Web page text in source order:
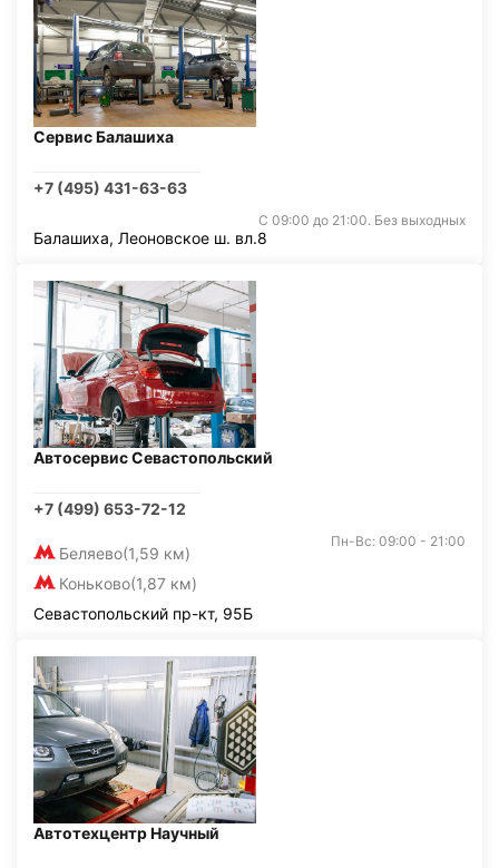
Сервис Балашиха
+7 (495) 431-63-63
С 09:00 до 21:00. Без выходных
Балашиха, Леоновское ш. вл.8
Автосервис Севастопольский
+7 (499) 653-72-12
Беляево(1,59 км)
Коньково(1,87 км)
Пн-Вс: 09:00 - 21:00
Севастопольский пр-кт, 95Б
Автотехцентр Научный